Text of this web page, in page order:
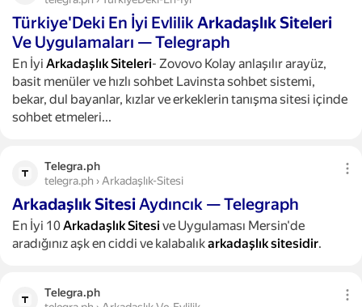
Türkiye'Deki En İyi EvlilikArkadaşlık Siteleri
Ve Uygulamaları — Telegraph
En İyi ArkadaşlıkSiteleri- Zovovo Kolay anlaşılır arayüz,
basit menüler ve hızlı sohbet Lavinsta sohbet sistemi,
bekar, dul bayanlar, kızlar ve erkeklerin tanışma sitesi içinde
sohbet etmeleri...
Telegra.ph
telegra.ph › Arkadaşlık-Sitesi
Arkadaşlık SitesiAydıncık — Telegraph
En İyi 10ArkadaşlıkSitesi ve Uygulaması Mersin'de
aradığınız aşk en ciddi ve kalabalıkarkadaşlıksitesidir.
Telegra.ph